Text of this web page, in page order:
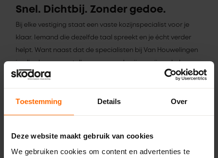
Toestemming Details Over
Deze website maakt gebruik van cookies
We gebruiken cookies om content en advertenties te
Snel. Dichtbij. Zonder gedoe.
Bij elke vestiging staat een vaste kozijnspecialist voor je
klaar. Iemand die dezelfde taal spreekt en je écht verder
helpt. Want naast dat de specialisten bij Van Houwelingen
je alles kunnen vertellen over onze kozijnen, zijn ook de
kozijnspecialisten van Skodora regelmatig aanwezig om je
verder te helpen. Even binnenlopen voor advies of een
praatje? Dat kan dus gewoon!